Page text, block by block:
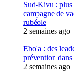
Sud-Kivu : plus
campagne de
rubéole
2 semaines ago
Ebola : des
prévention
2 semaines ago